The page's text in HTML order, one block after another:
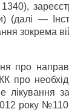
—
зокрема
про
року